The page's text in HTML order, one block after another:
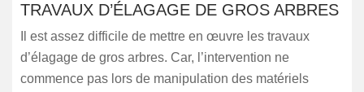
TRAVAUX D’ÉLAGAGE DE GROS ARBRES
Il est assez difficile de mettre en œuvre les travaux
d’élagage de gros arbres. Car, l’intervention ne
commence pas lors de manipulation des matériels